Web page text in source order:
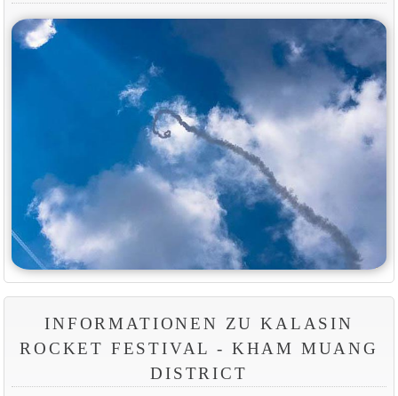
INFORMATIONEN ZU KALASIN
ROCKET FESTIVAL - KHAM MUANG
DISTRICT